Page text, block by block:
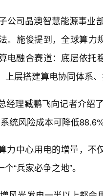
公司晶澳智慧能源事业
。施俊提到，全球算
电融合赛道：底层依
上层搭建算电协同体系
经理臧鹏飞向记者介绍
统风险成本可降低
力中心用电的增量，
“兵家必争之地”。